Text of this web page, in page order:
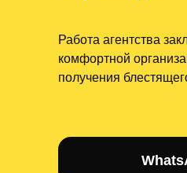
Работа агентства
комфортной
получения